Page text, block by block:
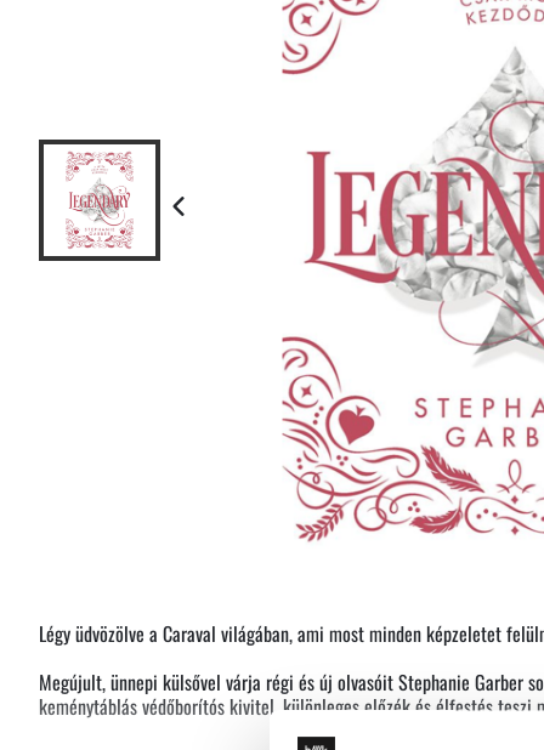
Légy üdvözölve a Caraval világában, ami most minden képzeletet
Megújult, ünnepi külsővel várja régi és új olvasóit Stephanie Garber
keménytáblás védőborítós kivitel, különleges előzék és élfestés teszi